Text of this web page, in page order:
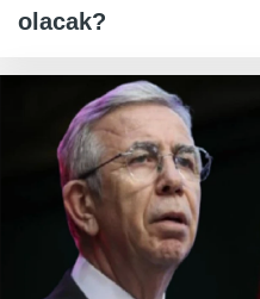
olacak?